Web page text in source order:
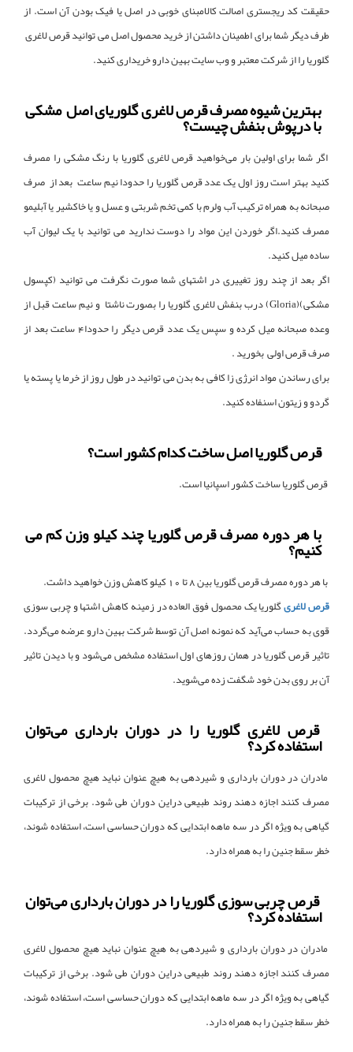
حقیقت کد ریجستری اصالت کالامبنای خوبی در اصل یا فیک بودن آن است. از
طرف دیگر شما برای اطمینان داشتن از خرید محصول اصل می توانید قرص لاغری
گلوریا را از شرکت معتبر و وب سایت بهین دارو خریداری کنید.
بهترین شیوه مصرف قرص لاغری گلوریای اصل مشکی
با درپوش بنفش چیست؟
اگر شما برای اولین بار می‌خواهید قرص لاغری گلوریا با رنگ مشکی را مصرف
کنید بهتر است روز اول یک عدد قرص گلوریا را حدودا نیم ساعت بعد از صرف
صبحانه به همراه ترکیب آب ولرم با کمی تخم شربتی و عسل و یا خاکشیر یا آبلیمو
مصرف کنید.اگر خوردن این مواد را دوست ندارید می توانید با یک لیوان آب
ساده میل کنید.
اگر بعد از چند روز تغییری در اشتهای شما صورت نگرفت می توانید (کپسول‌
مشکی)(Gloria) درب بنفش لاغری گلوریا را بصورت ناشتا و نیم ساعت قبل از
وعده صبحانه میل کرده و سپس یک عدد قرص دیگر را حدودا4 ساعت بعد از
صرف قرص اولی بخورید .
برای رساندن مواد انرژی زا کافی به بدن می توانید در طول روز از خرما یا پسته یا
گردو و زیتون اسنفاده کنید.
قرص گلوریا اصل ساخت کدام کشور است؟
قرص گلوریا ساخت کشور اسپانیا است.
با هر دوره مصرف قرص گلوریا چند کیلو وزن کم می
کنیم؟
با هر دوره مصرف قرص گلوریا بین 8 تا 10 کیلو کاهش وزن خواهید داشت.
قرص لاغریگلوریا یک محصول فوق العاده در زمینه کاهش اشتها و چربی سوزی
قوی به حساب می‌آید که نمونه اصل آن توسط شرکت بهین دارو عرضه می‌گردد.
تاثیر قرص گلوریا در همان روزهای اول استفاده مشخص می‌شود و با دیدن تاثیر
آن بر روی بدن خود شگفت زده می‌شوید.
قرص لاغری گلوریا را در دوران بارداری می‌توان
استفاده کرد؟
مادران در دوران بارداری و شیردهی به هیچ عنوان نباید هیچ محصول لاغری
مصرف کنند اجازه دهند روند طبیعی دراین دوران طی شود. برخی از ترکیبات
گیاهی به ویژه اگر در سه ماهه ابتدایی که دوران حساسی است، استفاده شوند،
خطر سقط جنین را به همراه دارد.
قرص چربی سوزی گلوریا را در دوران بارداری می‌توان
استفاده کرد؟
مادران در دوران بارداری و شیردهی به هیچ عنوان نباید هیچ محصول لاغری
مصرف کنند اجازه دهند روند طبیعی دراین دوران طی شود. برخی از ترکیبات
گیاهی به ویژه اگر در سه ماهه ابتدایی که دوران حساسی است، استفاده شوند،
خطر سقط جنین را به همراه دارد.